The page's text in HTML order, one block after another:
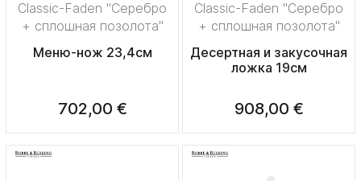
Classic-Faden "Серебро
+ сплошная позолота"
Меню-нож 23,4см
702,00 €
Classic-Faden "Серебро
+ сплошная позолота"
Десертная и закусочная
ложка 19см
908,00 €